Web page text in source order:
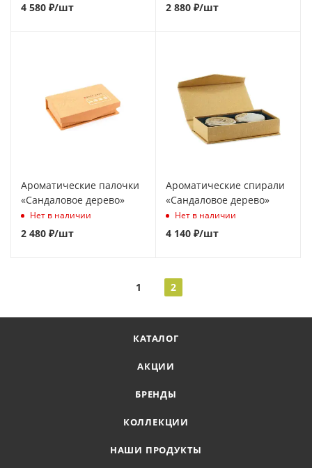
4 580 ₽/шт 2 880 ₽/шт
Ароматические палочки
«Сандаловое дерево»
Нет в наличии
2 480 ₽/шт
Ароматические спирали
«Сандаловое дерево»
Нет в наличии
4 140 ₽/шт
1 2
КАТАЛОГ
АКЦИИ
БРЕНДЫ
КОЛЛЕКЦИИ
НАШИ ПРОДУКТЫ